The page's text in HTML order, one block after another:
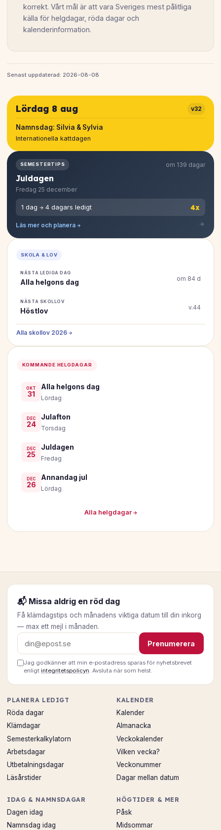
korrekt. Vårt mål är att vara Sveriges mest pålitliga
källa för helgdagar, röda dagar och
kalenderinformation.
Senast uppdaterad: 2026-08-08
Lördag 8 aug v32
Namnsdag: Silvia & Sylvia
Internationella kattdagen
SEMESTERTIPS om 139 dagar
Juldagen
Fredag 25 december
1 dag → 4 dagars ledigt 4x
Läs mer och planera →
SKOLA & LOV
NÄSTA LEDIGA DAG
Alla helgons dag om 84 d
NÄSTA SKOLLOV
Höstlov v.44
Alla skollov 2026 →
KOMMANDE HELGDAGAR
OKT
31
Alla helgons dag
Lördag
DEC
24
Julafton
Torsdag
DEC
25
Juldagen
Fredag
DEC
26
Annandag jul
Lördag
Alla helgdagar →
📬 Missa aldrig en röd dag
Få klämdagstips och månadens viktiga datum till din inkorg
— max ett mejl i månaden.
E-postadress Prenumerera
Jag godkänner att min e-postadress sparas för nyhetsbrevet
enligt integritetspolicyn. Avsluta när som helst.
PLANERA LEDIGT
Röda dagar
Klämdagar
Semesterkalkylatorn
Arbetsdagar
Utbetalningsdagar
Läsårstider
KALENDER
Kalender
Almanacka
Veckokalender
Vilken vecka?
Veckonummer
Dagar mellan datum
IDAG & NAMNSDAGAR
Dagen idag
Namnsdag idag
HÖGTIDER & MER
Påsk
Midsommar